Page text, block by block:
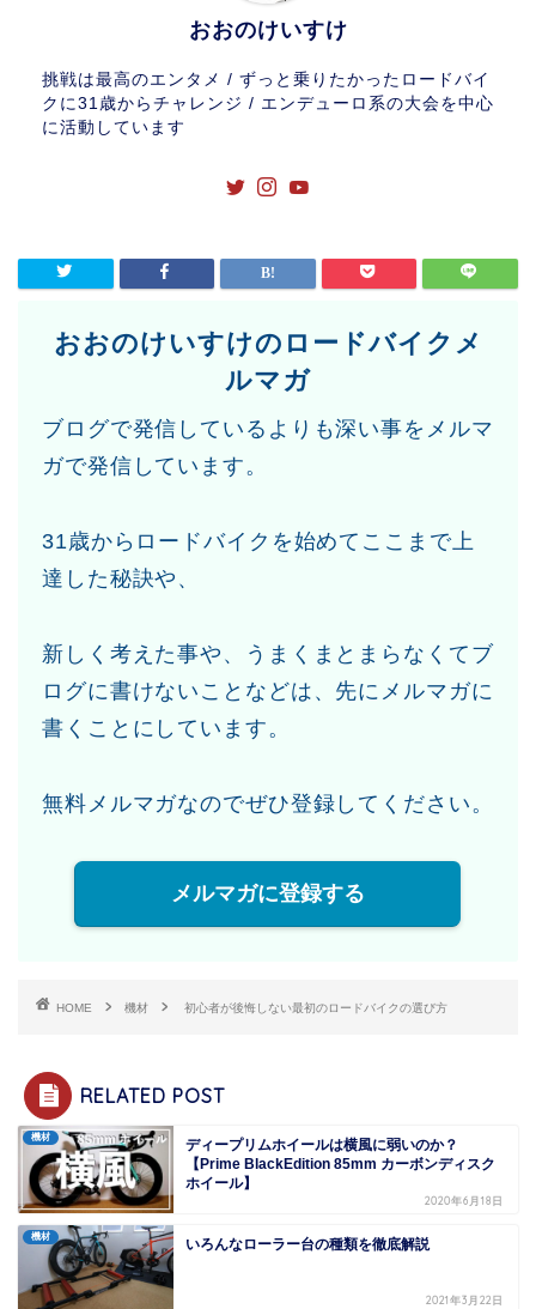
おおのけいすけ
挑戦は最高のエンタメ / ずっと乗りたかったロードバイ
クに31歳からチャレンジ / エンデューロ系の大会を中心
に活動しています
おおのけいすけのロードバイクメ
ルマガ
ブログで発信しているよりも深い事をメルマ
ガで発信しています。
31歳からロードバイクを始めてここまで上
達した秘訣や、
新しく考えた事や、うまくまとまらなくてブ
ログに書けないことなどは、先にメルマガに
書くことにしています。
無料メルマガなのでぜひ登録してください。
メルマガに登録する
HOME 機材 初心者が後悔しない最初のロードバイクの選び方
RELATED POST
機材
ディープリムホイールは横風に弱いのか？
【Prime BlackEdition 85mm カーボンディスク
ホイール】
2020年6月18日
機材 いろんなローラー台の種類を徹底解説
2021年3月22日